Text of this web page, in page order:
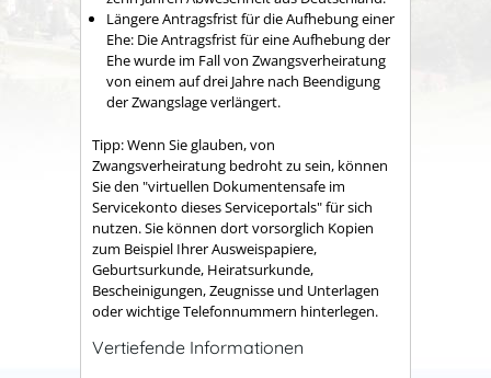
Längere Antragsfrist für die Aufhebung einer
Ehe: Die Antragsfrist für eine Aufhebung der
Ehe wurde im Fall von Zwangsverheiratung
von einem auf drei Jahre nach Beendigung
der Zwangslage verlängert.
Tipp: Wenn Sie glauben, von
Zwangsverheiratung bedroht zu sein, können
Sie den "virtuellen Dokumentensafe im
Servicekonto dieses Serviceportals" für sich
nutzen. Sie können dort vorsorglich Kopien
zum Beispiel Ihrer Ausweispapiere,
Geburtsurkunde, Heiratsurkunde,
Bescheinigungen, Zeugnisse und Unterlagen
oder wichtige Telefonnummern hinterlegen.
Vertiefende Informationen